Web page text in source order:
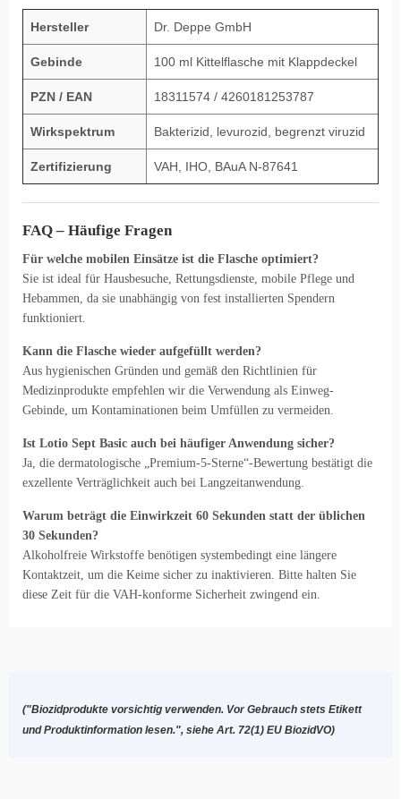
Hersteller Dr. Deppe GmbH
Gebinde 100 ml Kittelflasche mit Klappdeckel
PZN / EAN 18311574 / 4260181253787
Wirkspektrum Bakterizid, levurozid, begrenzt viruzid
Zertifizierung VAH, IHO, BAuA N-87641
FAQ – Häufige Fragen
Für welche mobilen Einsätze ist die Flasche optimiert?
Sie ist ideal für Hausbesuche, Rettungsdienste, mobile Pflege und
Hebammen, da sie unabhängig von fest installierten Spendern
funktioniert.
Kann die Flasche wieder aufgefüllt werden?
Aus hygienischen Gründen und gemäß den Richtlinien für
Medizinprodukte empfehlen wir die Verwendung als Einweg-
Gebinde, um Kontaminationen beim Umfüllen zu vermeiden.
Ist Lotio Sept Basic auch bei häufiger Anwendung sicher?
Ja, die dermatologische „Premium-5-Sterne“-Bewertung bestätigt die
exzellente Verträglichkeit auch bei Langzeitanwendung.
Warum beträgt die Einwirkzeit 60 Sekunden statt der üblichen
30 Sekunden?
Alkoholfreie Wirkstoffe benötigen systembedingt eine längere
Kontaktzeit, um die Keime sicher zu inaktivieren. Bitte halten Sie
diese Zeit für die VAH-konforme Sicherheit zwingend ein.
("Biozidprodukte vorsichtig verwenden. Vor Gebrauch stets Etikett
und Produktinformation lesen.", siehe Art. 72(1) EU BiozidVO)